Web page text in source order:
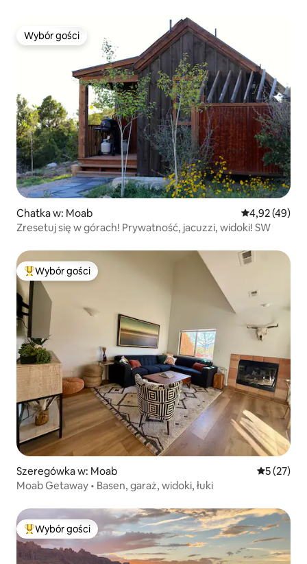
Wybór gości
Wybór gości
Chatka w: Moab Średnia
4,92 (49)
Zresetuj się w górach! Prywatność, jacuzzi, widoki! SW
Najpopularniejsze z kategorii Wybór gości
Wybór gości
Szeregówka w: Moab Średnia
5 (27)
Moab Getaway • Basen, garaż, widoki, łuki
Najpopularniejsze z kategorii Wybór gości
Wybór gości